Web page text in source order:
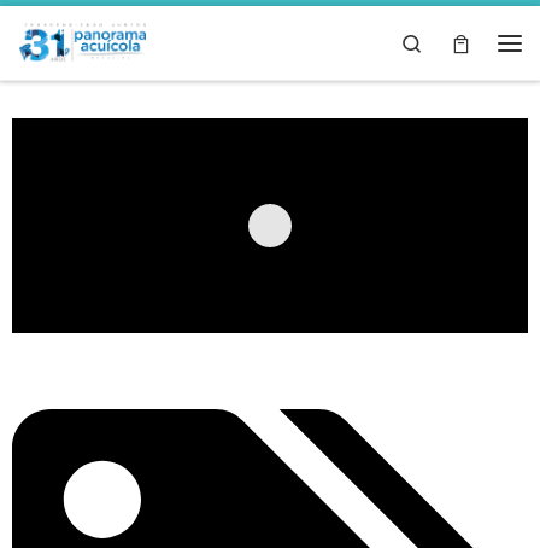
Skip to content Search